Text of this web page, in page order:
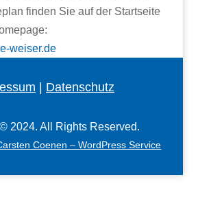
finden Sie auf der Startseite
weiser.de
Datenschutz
2024. All Rights Reserved.
Coenen – WordPress Service